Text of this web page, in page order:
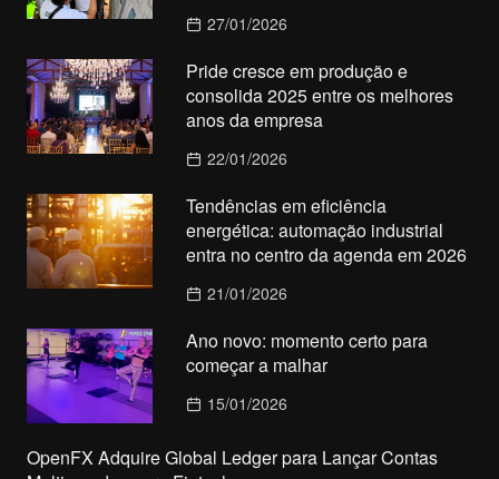
27/01/2026
Pride cresce em produção e
consolida 2025 entre os melhores
anos da empresa
22/01/2026
Tendências em eficiência
energética: automação industrial
entra no centro da agenda em 2026
21/01/2026
Ano novo: momento certo para
começar a malhar
15/01/2026
OpenFX Adquire Global Ledger para Lançar Contas